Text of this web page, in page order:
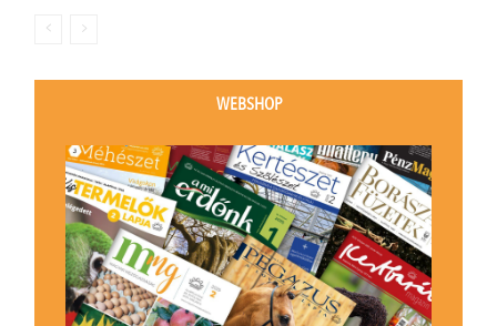
WEBSHOP